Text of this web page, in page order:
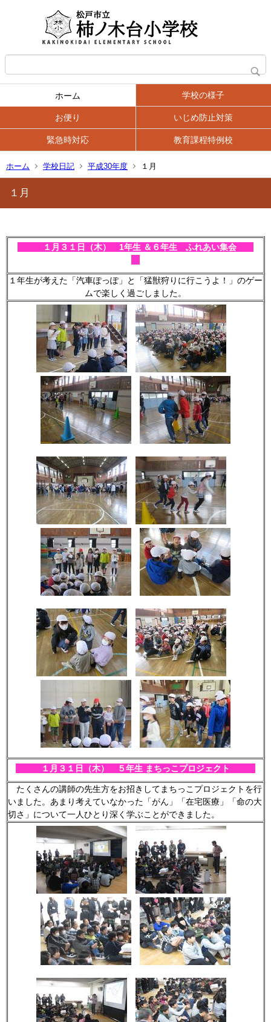
ホーム 学校の様子
お便り いじめ防止対策
緊急時対応 教育課程特例校
ホーム 学校日記 平成30年度 １月
１月
１月３１ 日（木） 1年生 ＆６年生 ふれあい集会
１年生が考えた「汽車ぽっぽ」と「猛獣狩りに行こうよ！」のゲー
ムで楽しく過ごしました。
１月３１ 日（木） ５年生 まちっこプロジェクト
たくさんの講師の先生方をお招きしてまちっこプロジェクトを行
いました。あまり考えていなかった「がん」「在宅医療」「命の大
切さ」について一人ひとり深く学ぶことができました。